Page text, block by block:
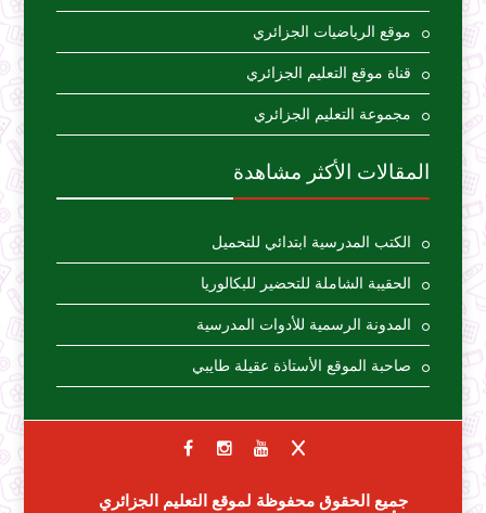
موقع الرياضيات الجزائري
قناة موقع التعليم الجزائري
مجموعة التعليم الجزائري
المقالات الأكثر مشاهدة
الكتب المدرسية ابتدائي للتحميل
الحقيبة الشاملة للتحضير للبكالوريا
المدونة الرسمية للأدوات المدرسية
صاحبة الموقع الأستاذة عقيلة طايبي
جميع الحقوق محفوظة لموقع التعليم الجزائري